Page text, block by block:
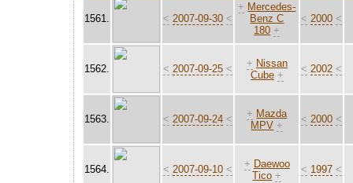
1561. < 2007-09-30 <
+ Mercedes-
Benz C
180 +
< 2000 <
1562. < 2007-09-25 < + Nissan
Cube +
< 2002 <
1563. < 2007-09-24 < + Mazda
MPV +
< 2000 <
1564. < 2007-09-10 < + Daewoo
Tico +
< 1997 <